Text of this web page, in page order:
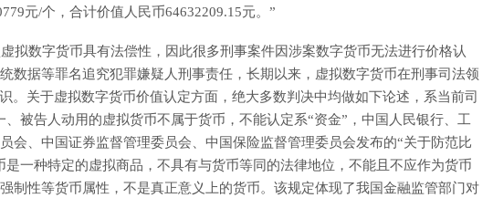
元/个，合计价值人民币64632209.15元。”
拟数字货币具有法偿性，因此很多刑事案件因涉案数字货币无法进行价格认
数据等罪名追究犯罪嫌疑人刑事责任，长期以来，虚拟数字货币在刑事司法领
。关于虚拟数字货币价值认定方面，绝大多数判决中均做如下论述，系当前司
被告人动用的虚拟货币不属于货币，不能认定系“资金”，中国人民银行、工
会、中国证券监督管理委员会、中国保险监督管理委员会发布的“关于防范比
一种特定的虚拟商品，不具有与货币等同的法律地位，不能且不应作为货币
制性等货币属性，不是真正意义上的货币。该规定体现了我国金融监管部门对